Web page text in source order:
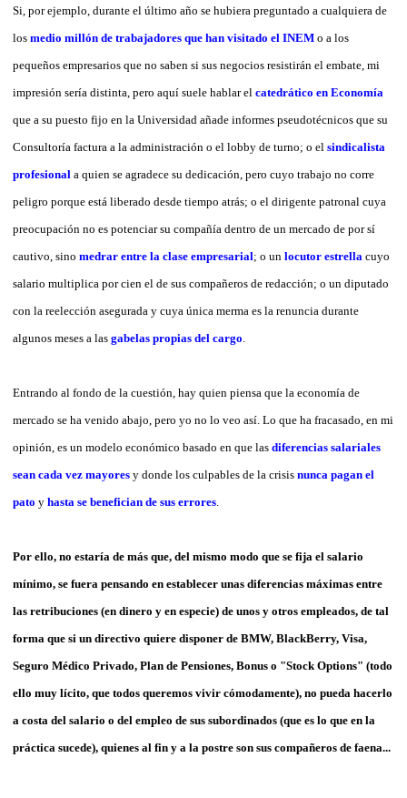
Si, por ejemplo, durante el último año se hubiera preguntado a cualquiera de
los medio millón de trabajadores que han visitado el INEM o a los
pequeños empresarios que no saben si sus negocios resistirán el embate, mi
impresión sería distinta, pero aquí suele hablar el catedrático en Economía
que a su puesto fijo en la Universidad añade informes pseudotécnicos que su
Consultoría factura a la administración o el lobby de turno; o el sindicalista
profesional a quien se agradece su dedicación, pero cuyo trabajo no corre
peligro porque está liberado desde tiempo atrás; o el dirigente patronal cuya
preocupación no es potenciar su compañía dentro de un mercado de por sí
cautivo, sino medrar entre la clase empresarial; o un locutor estrella cuyo
salario multiplica por cien el de sus compañeros de redacción; o un diputado
con la reelección asegurada y cuya única merma es la renuncia durante
algunos meses a las gabelas propias del cargo
Entrando al fondo de la cuestión, hay quien piensa que la economía de
mercado se ha venido abajo, pero yo no lo veo así. Lo que ha fracasado, en mi
opinión, es un modelo económico basado en que las diferencias salariales
sean cada vez mayores y donde los culpables de la crisis nunca pagan el
pato y hasta se benefician de sus errores
Por ello, no estaría de más que, del mismo modo que se fija el salario
mínimo, se fuera pensando en establecer unas diferencias máximas entre
las retribuciones (en dinero y en especie) de unos y otros empleados, de tal
forma que si un directivo quiere disponer de BMW, BlackBerry, Visa,
Seguro Médico Privado, Plan de Pensiones, Bonus o "Stock Options" (todo
ello muy lícito, que todos queremos vivir cómodamente), no pueda hacerlo
a costa del salario o del empleo de sus subordinados (que es lo que en la
práctica sucede), quienes al fin y a la postre son sus compañeros de faena...